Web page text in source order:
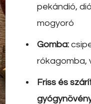
pekándió,
mogyoró
Gomba:
rókagomba,
Friss és